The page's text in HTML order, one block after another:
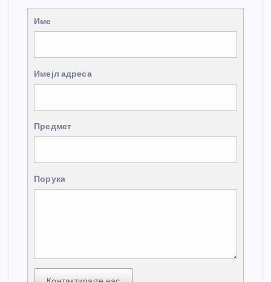
Име
Имејл адреса
Предмет
Порука